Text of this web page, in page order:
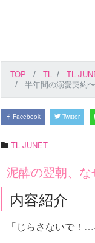
TOP TL
TL
半年間の溺愛契約〜私、
Facebook Twitter
TL JUNET
泥酔の翌朝、
内容紹介
「じらさないで！